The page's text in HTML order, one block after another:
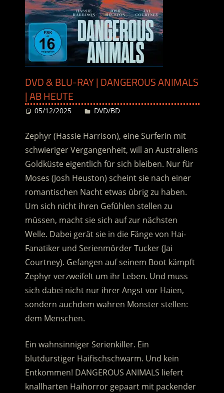
DVD & BLU-RAY | DANGEROUS ANIMALS
| AB HEUTE
05/12/2025 Desiree
DVD/BD
Zephyr (Hassie Harrison), eine Surferin mit
schwieriger Vergangenheit, will an Australiens
Goldküste eigentlich für sich bleiben. Nur für
Moses (Josh Heuston) scheint sie nach einer
romantischen Nacht etwas übrig zu haben.
Um sich nicht ihren Gefühlen stellen zu
müssen, macht sie sich auf zur nächsten
Welle. Dabei gerät sie in die Fänge von Hai-
Fanatiker und Serienmörder Tucker (Jai
Courtney). Gefangen auf seinem Boot kämpft
Zephyr verzweifelt um ihr Leben. Und muss
sich dabei nicht nur ihrer Angst vor Haien,
sondern auchdem wahren Monster stellen:
dem Menschen.
Ein wahnsinniger Serienkiller. Ein
blutdurstiger Haifischschwarm. Und kein
Entkommen! DANGEROUS ANIMALS liefert
knallharten Haihorror gepaart mit packender